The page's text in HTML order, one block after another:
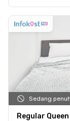
Sedang penuh
Regular Queen